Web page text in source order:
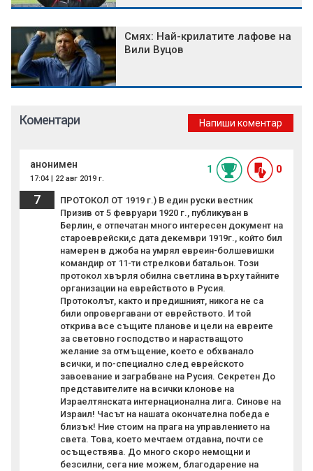
Смях: Най-крилатите лафове на
Вили Вуцов
Коментари Напиши коментар
анонимен
17:04 | 22 авг 2019 г.
1 0
7
ПРОТОКОЛ ОТ 1919 г.) В един руски вестник
Призив от 5 февруари 1920 г., публикуван в
Берлин, е отпечатан много интересен документ на
староеврейски,с дата декември 1919г., който бил
намерен в джоба на умрял евреин-болшевишки
командир от 11-ти стрелкови батальон. Този
протокол хвърля обилна светлина върху тайните
организации на еврейството в Русия.
Протоколът, както и предишният, никога не са
били опровергавани от еврейството. И той
открива все същите планове и цели на евреите
за световно господство и нарастващото
желание за отмъщение, което е обхванало
всички, и по-специално след еврейското
завоевание и заграбване на Русия. Секретен До
представителите на всички клонове на
Израелтянската интернационална лига. Синове на
Израил! Часът на нашата окончателна победа е
близък! Ние стоим на прага на управлението на
света. Това, което мечтаем отдавна, почти се
осъществява. До много скоро немощни и
безсилни, сега ние можем, благодарение на